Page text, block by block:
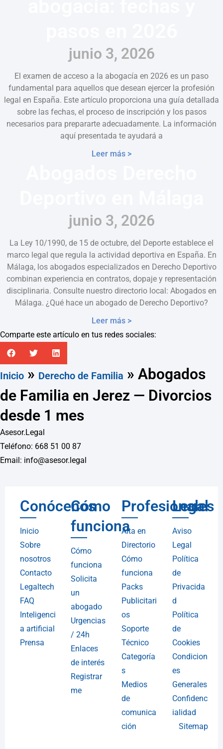
junio 3, 2026
El examen de acceso a la abogacía en 2026 es un paso
fundamental para aquellos que desean ejercer la profesión
legal en España. Este artículo proporciona una guía detallada
sobre las fechas, el proceso de inscripción y los pasos
necesarios para prepararte adecuadamente. La información
aquí presentada te ayudará a
Leer más >
junio 3, 2026
La Ley 10/1990, de 15 de octubre, del Deporte establece el
marco legal que regula la actividad deportiva en España. En
Málaga, los abogados especializados en Derecho Deportivo
combinan experiencia en contratos, dopaje y representación
disciplinaria. Consulte nuestro directorio local: Abogados en
Málaga. ¿Qué hace un abogado de Derecho Deportivo?
Leer más >
Comparte este artículo en tus redes sociales:
Inicio » Derecho de Familia » Abogados
de Familia en Jerez — Divorcios
desde 1 mes
Asesor.Legal
Teléfono: 668 51 00 87
Email: info@asesor.legal
Conócenos
Inicio
Sobre
nosotros
Contacto
Legaltech
FAQ
Inteligenci
a artificial
Prensa
Cómo
funciona
Cómo
funciona
Solicita
un
abogado
Urgencias
/ 24h
Enlaces
de interés
Registrar
me
Profesionales
Alta en
Directorio
Cómo
funciona
Packs
Publicitari
os
Soporte
Técnico
Categoría
s
Medios
de
comunica
ción
Legal
Aviso
Legal
Política
de
Privacida
d
Política
de
Cookies
Condicion
es
Generales
Confidenc
ialidad
Sitemap